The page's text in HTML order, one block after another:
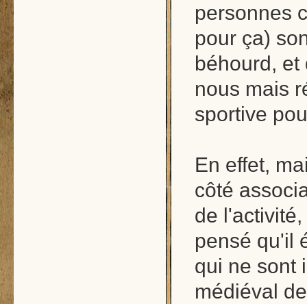
personnes
pour ça)
béhourd, et
nous mais
sportive
En effet,
côté
de
pensé qu'il
qui ne sont
médiéval